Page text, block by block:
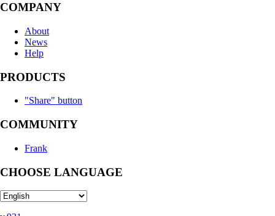
COMPANY
About
News
Help
PRODUCTS
"Share" button
COMMUNITY
Frank
CHOOSE LANGUAGE